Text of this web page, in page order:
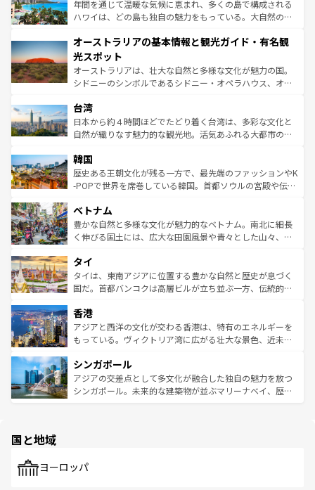
ンメントが詰まった刺激的なスポットだ。一方、アメリカ
西部には大自然が広がり、グランドキャニオンやイエロー
部のニューオーリンズでは、音楽と美食が融合した独特の
文化が魅力。旅行者はアメリカの各地域で異なる魅力を楽
しみながら、その多様性と豊かな歴史を感じることができ
るだろう。車でのロードトリップや列車の旅も、アメリカ
情報は
年間を通じて温暖な気候に恵まれ、多くの島で構成される
ハワイは、どの島も独自の魅力をもっている。大自然の神
ワイ島は見逃せない。また、定番の観光地といえばオアフ
島だが、静かな自然を求めるならマウイ島やカウアイ島が
おすすめ。エメラルドグリーンに輝く海をはじめ、豊かな
文化や歴史が息づいている。「アロハスピリット」と呼ば
人々、おいしいローカルフードやハワイアンミュージッ
ク、伝統的なフラダンスなど、すべてがハワイの魅力を彩
っている。訪れるたびに新しい発見と感動が待っているハ
はコンテンツ一覧
オーストラリアの基本情報と観光ガイド・有名観
光スポット
オーストラリアは、壮大な自然と多様な文化が魅力の国。
シドニーのシンボルであるシドニー・オペラハウス、オー
リアリーフや大陸中央部にそびえるウルル（エアーズロッ
ク）、タスマニアの美しい原生林やケアンズの熱帯雨林な
ど、見どころがたくさん。また、カフェやワイン、オージ
いる。アクティビティも充実しており、サーフィンやダイ
ビング、ハイキングなど、アウトドア好きにはたまらな
い。オーストラリアの多彩な魅力を存分に味わいつくそ
参照してほしい。
台湾
日本から約４時間ほどでたどり着く台湾は、多彩な文化と
自然が織りなす魅力的な観光地。活気あふれる大都市の台
ン）、静ひつな山岳地帯である台湾東部など、都市の喧騒
と山間の静けさが共存しており、訪れる人に新しい発見と
驚きをもたらしてくれる。また、奥深い台湾の食文化も魅
容にもいいと評判のスイーツなど、バラエティ豊かな料理
が味わえる。 なお、新着の台湾情報は コンテンツ一覧を参
照してほしい。
韓国
歴史ある王朝文化が残る一方で、最先端のファッションやK
-POPで世界を席巻している韓国。首都ソウルの宮殿や伝統
き、地方に足を延ばせば四季折々の自然美を楽しむことが
できる。そして、キムチや焼肉、絶品のストリートフード
まで、さまざまな韓国料理が待っている。夜には、韓国な
リティに包まれながら、韓国の多彩な魅力を心ゆくまで味
わってみてほしい。 なお、新着の韓国情報はコンテンツ一
覧を参照してほしい。
ベトナム
豊かな自然と多様な文化が魅力的なベトナム。南北に細長
く伸びる国土には、広大な田園風景や青々とした山々、世
急速な発展と共に伝統が息づく。ハノイの古い町並みやホ
ーチミン市のフランス統治時代の建物も、独特の雰囲気を
醸し出している。また、バラエティの豊かさとおいしさで
とつ。フォーやバインミー、ベトナムコーヒーなどは、ぜ
ひ現地で味わいたい。どの地域を訪れてもあたたかい人々
が旅行者を迎えてくれるので、きっと忘れられない旅にな
参照してほしい。
タイ
タイは、東南アジアに位置する豊かな自然と歴史が息づく
国だ。首都バンコクは高層ビルが立ち並ぶ一方、伝統的な
の活気が交差している。北部ではチェンマイなどの山岳地
帯で自然と触れ合い、南部ではプーケットやクラビの美し
いビーチでリゾート気分を楽しむことができる。タイ料理
激する。気候は一年中温暖で、どの季節にも異なる楽しみ
が待っている。親しみやすいタイの人々、仏教を中心とし
た文化、そして多様な観光資源が、訪れる旅人を魅了し続
香港
アジアと西洋の文化が交わる香港は、特有のエネルギーを
もっている。ヴィクトリア湾に広がる壮大な景色、近未来
み、どこを訪れても感動するはず。観光スポットが密集し
ており、効率よく見どころを回れるのも魅力。息をのむよ
うな絶景から文化的な体験まで、香港を存分に楽しみ尽く
シンガポール
アジアの交差点として多文化が融合した独自の魅力を放つ
シンガポール。未来的な建築物が並ぶマリーナベイ、歴史
で、ホーカーズは地元の風情を楽しめる外せないスポット
国と地域
ヨーロッパ